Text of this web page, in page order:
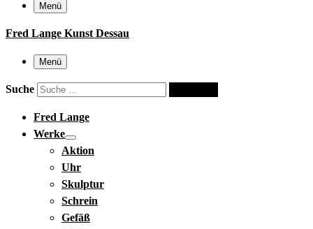
Menü
Fred Lange Kunst Dessau
Menü
Suche
Fred Lange
Werke
Aktion
Uhr
Skulptur
Schrein
Gefäß